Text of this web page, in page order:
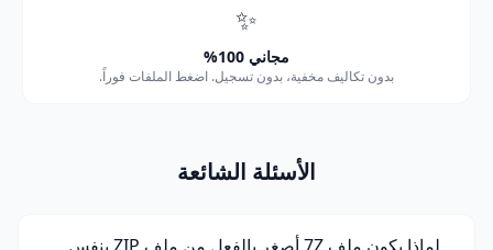
✨
مجاني 100%
بدون تكاليف مخفية، بدون تسجيل. اضغط الملفات فوراً.
الأسئلة الشائعة